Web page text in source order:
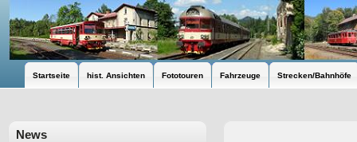
Startseite hist. Ansichten Fototouren Fahrzeuge Strecken/Bahnhöfe
News